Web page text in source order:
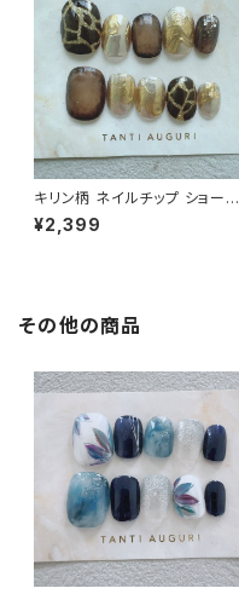
キリン柄 ネイルチップ ショート
麒麟 模様 ダーク セクシー きり
ん 通販サイト 販売店 アニマル
¥2,399
その他の商品